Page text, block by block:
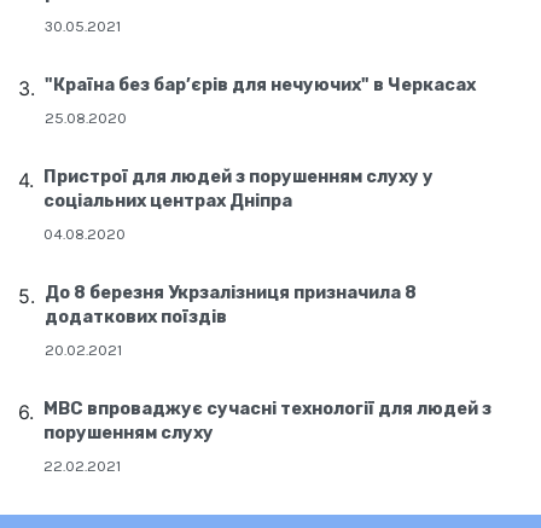
30.05.2021
"Країна без бар’єрів для нечуючих" в Черкасах
25.08.2020
Пристрої для людей з порушенням слуху у
соціальних центрах Дніпра
04.08.2020
До 8 березня Укрзалізниця призначила 8
додаткових поїздів
20.02.2021
МВС впроваджує сучасні технології для людей з
порушенням слуху
22.02.2021